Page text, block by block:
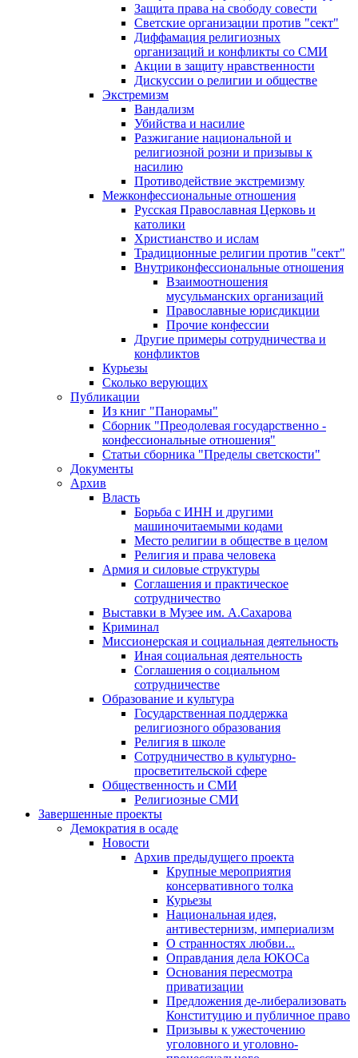
Защита права на свободу совести
Светские организации против "сект"
Диффамация религиозных
организаций и конфликты со СМИ
Акции в защиту нравственности
Дискуссии о религии и обществе
Экстремизм
Вандализм
Убийства и насилие
Разжигание национальной и
религиозной розни и призывы к
насилию
Противодействие экстремизму
Межконфессиональные отношения
Русская Православная Церковь и
католики
Христианство и ислам
Традиционные религии против "сект"
Внутриконфессиональные отношения
Взаимоотношения
мусульманских организаций
Православные юрисдикции
Прочие конфессии
Другие примеры сотрудничества и
конфликтов
Курьезы
Сколько верующих
Публикации
Из книг "Панорамы"
Сборник "Преодолевая государственно -
конфессиональные отношения"
Статьи сборника "Пределы светскости"
Документы
Архив
Власть
Борьба с ИНН и другими
машиночитаемыми кодами
Место религии в обществе в целом
Религия и права человека
Армия и силовые структуры
Соглашения и практическое
сотрудничество
Выставки в Музее им. А.Сахарова
Криминал
Миссионерская и социальная деятельность
Иная социальная деятельность
Соглашения о социальном
сотрудничестве
Образование и культура
Государственная поддержка
религиозного образования
Религия в школе
Сотрудничество в культурно-
просветительской сфере
Общественность и СМИ
Религиозные СМИ
Завершенные проекты
Демократия в осаде
Новости
Архив предыдущего проекта
Крупные мероприятия
консервативного толка
Курьезы
Национальная идея,
антивестернизм, империализм
О странностях любви...
Оправдания дела ЮКОСа
Основания пересмотра
приватизации
Предложения де-либерализовать
Конституцию и публичное право
Призывы к ужесточению
уголовного и уголовно-